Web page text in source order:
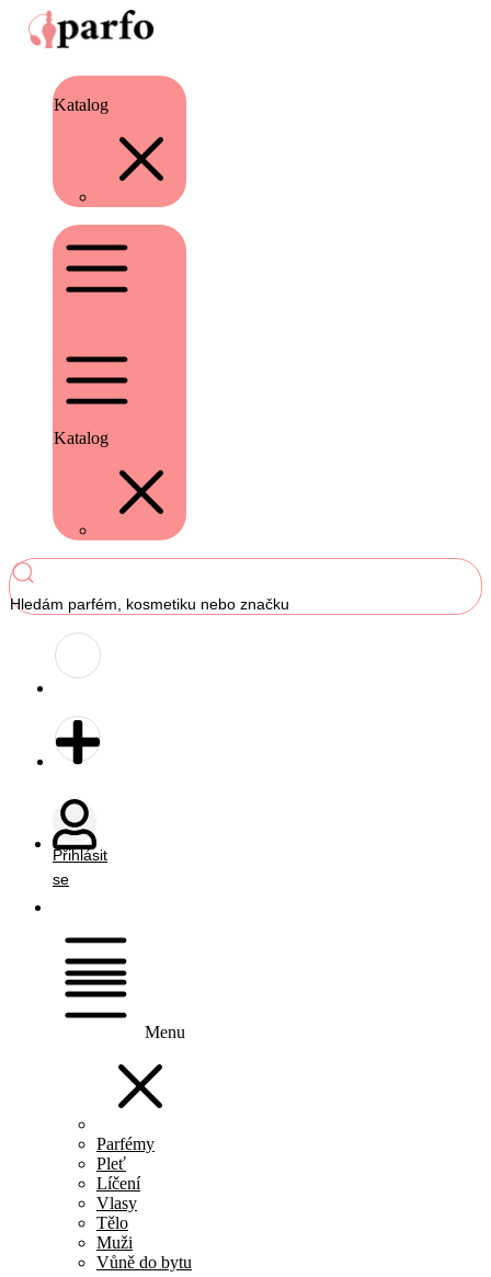
Katalog
Katalog
Hledám parfém, kosmetiku nebo značku
Přihlásit
se
Menu
Parfémy
Pleť
Líčení
Vlasy
Tělo
Muži
Vůně do bytu